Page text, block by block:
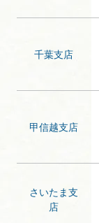
千葉支店
甲信越支店
さいたま支
店